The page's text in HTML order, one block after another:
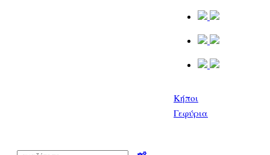
Κήποι
Γεφύρια